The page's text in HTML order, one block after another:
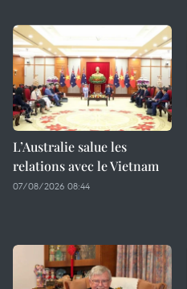
L’Australie salue les
relations avec le Vietnam
07/08/2026 08:44